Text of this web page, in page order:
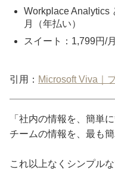
Workplace Analytics
月（年払い）
スイート：1,799円/
引用： Microsoft Viva｜
「社内の情報を、簡単
チームの情報を、最も
これ以上なくシンプル